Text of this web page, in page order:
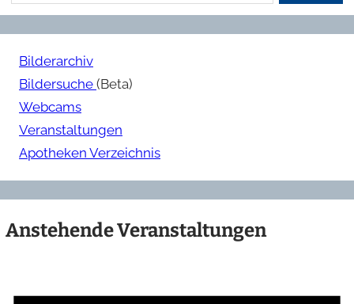
Bilderarchiv
Bildersuche (Beta)
Webcams
Veranstaltungen
Apotheken Verzeichnis
Anstehende Veranstaltungen